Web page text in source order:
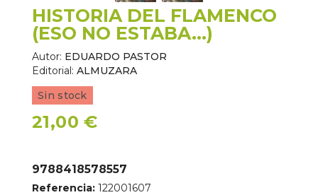
HISTORIA DEL FLAMENCO
(ESO NO ESTABA...)
Autor: EDUARDO PASTOR
Editorial: ALMUZARA
Sin stock
21,00 €
9788418578557
Referencia: 122001607